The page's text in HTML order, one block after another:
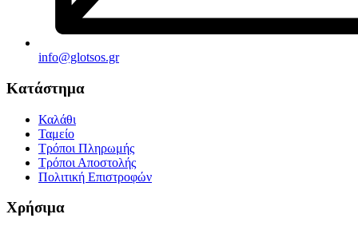
info@glotsos.gr
Κατάστημα
Καλάθι
Ταμείο
Τρόποι Πληρωμής
Τρόποι Αποστολής
Πολιτική Επιστροφών
Χρήσιμα